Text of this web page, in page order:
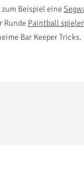
Beispiel eine
Runde Paintball
Bar Keeper